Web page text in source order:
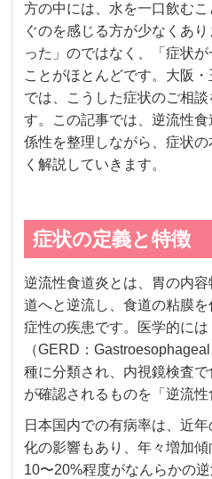
方の中には、水を一口飲む
ぐのを感じる方が少なくあ
った」のではなく、「症状
ことがほとんどです。大阪
では、こうした症状のご相
す。この記事では、逆流性
係性を整理しながら、症状
く解説していきます。
症状の定義と特徴
逆流性食道炎とは、胃の
道へと逆流し、食道の粘膜
症性の疾患です。医学的に
（GERD：
種に分類され、内視鏡検査
が確認されるものを「逆流性
日本国内での有病率は、近
化の影響もあり、年々増加
10〜20%程度がなんらかの